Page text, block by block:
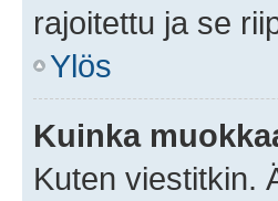
rajoitettu ja se
Ylös
Kuinka
Kuten viestitkin.